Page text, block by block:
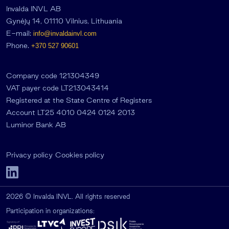
Invalda INVL AB
Gynėjų 14, 01110 Vilnius, Lithuania
E-mail: info@invaldainvl.com
Phone. +370 527 90601
Company code 121304349
VAT payer code LT213043414
Registered at the State Centre of Registers
Account LT25 4010 0424 0124 2013
Luminor Bank AB
Privacy policy Cookies policy
2026 © Invalda INVL. All rights reserved
Participation in organizations: